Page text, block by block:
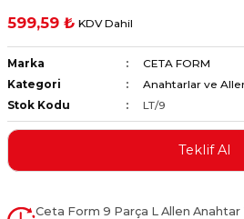
ve Multimetreler
ve Penseler
599,59 ₺ KDV Dahil
Marka
CETA FORM
Kategori
Anahtarlar ve
Stok Kodu
LT/9
Teklif Al
Ceta Form 9 Parça L Allen Anahtar